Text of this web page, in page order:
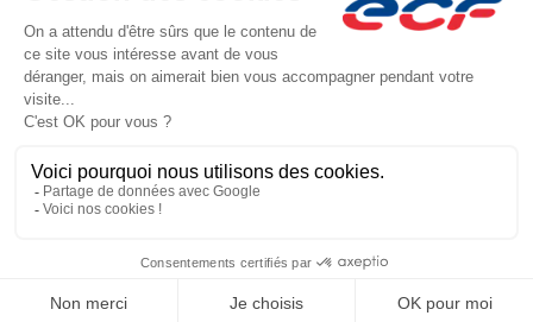
Raison sociale : SUD PREVENTION SECURITE GRAND PUBLIC - Capital social:
20000€
SIREN: 814514188 - Numéro de TVA intracommunautaire: FR 80 538154212
Agrément n°E2001300020